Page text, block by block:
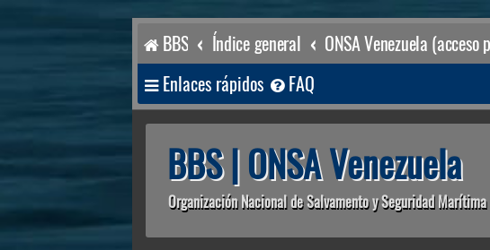
BBS Índice general ONSA Venezuela (acceso
Enlaces rápidos FAQ
BBS | ONSA Venezuela
Organización Nacional de Salvamento y Seguridad